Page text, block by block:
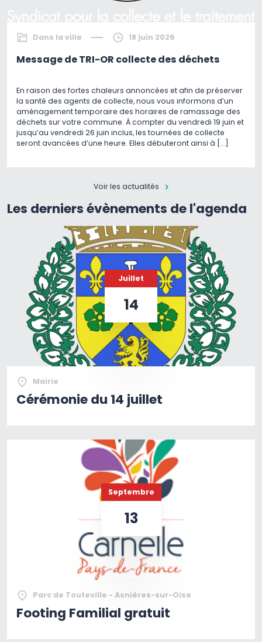
Dans la ville 18 juin 2026
Message de TRI-OR collecte des déchets
En raison des fortes chaleurs annoncées et afin de préserver
la santé des agents de collecte, nous vous informons d’un
aménagement temporaire des horaires de ramassage des
déchets sur votre commune. À compter du vendredi 19 juin et
jusqu’au vendredi 26 juin inclus, les tournées de collecte
seront avancées d’une heure. Elles débuteront ainsi à […]
Voir les actualités
Les derniers évènements de l'agenda
Juillet
14
Mairie
Cérémonie du 14 juillet
Septembre
13
Parc de Touteville - Asnières-sur-Oise
Footing Familial gratuit